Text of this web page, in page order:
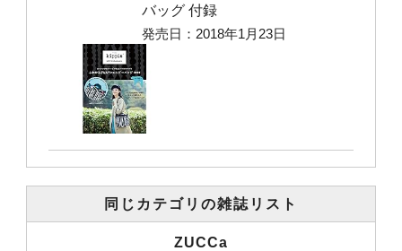
バッグ 付録
発売日：2018年1月23日
同じカテゴリの雑誌リスト
ZUCCa